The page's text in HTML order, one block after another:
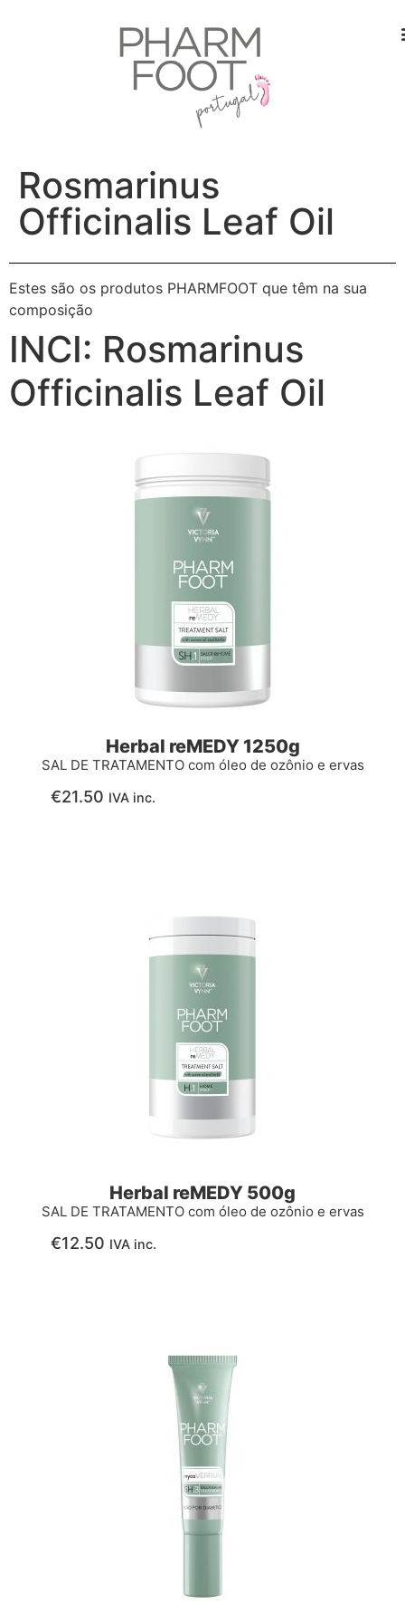
Rosmarinus
Officinalis Leaf Oil
Estes são os produtos PHARMFOOT que têm na sua
composição
INCI: Rosmarinus
Officinalis Leaf Oil
Herbal reMEDY 1250g
SAL DE TRATAMENTO com óleo de ozônio e ervas
€21.50 IVA inc.
Herbal reMEDY 500g
SAL DE TRATAMENTO com óleo de ozônio e ervas
€12.50 IVA inc.